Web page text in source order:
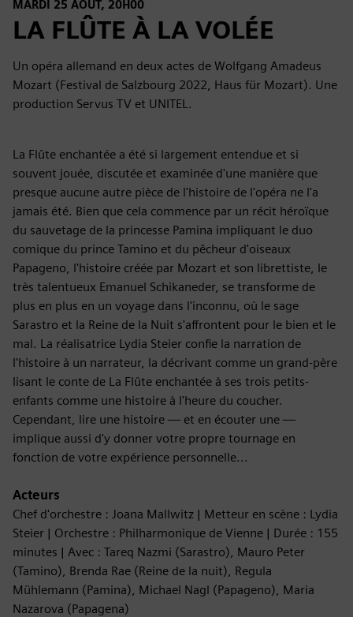
MARDI 25 AOÛT, 20H00
LA FLÛTE À LA VOLÉE
Un opéra allemand en deux actes de Wolfgang Amadeus
Mozart (Festival de Salzbourg 2022, Haus für Mozart). Une
production Servus TV et UNITEL.
La Flûte enchantée a été si largement entendue et si
souvent jouée, discutée et examinée d'une manière que
presque aucune autre pièce de l'histoire de l'opéra ne l'a
jamais été. Bien que cela commence par un récit héroïque
du sauvetage de la princesse Pamina impliquant le duo
comique du prince Tamino et du pêcheur d'oiseaux
Papageno, l'histoire créée par Mozart et son librettiste, le
très talentueux Emanuel Schikaneder, se transforme de
plus en plus en un voyage dans l'inconnu, où le sage
Sarastro et la Reine de la Nuit s'affrontent pour le bien et le
mal. La réalisatrice Lydia Steier confie la narration de
l'histoire à un narrateur, la décrivant comme un grand-père
lisant le conte de La Flûte enchantée à ses trois petits-
enfants comme une histoire à l'heure du coucher.
Cependant, lire une histoire — et en écouter une —
implique aussi d'y donner votre propre tournage en
fonction de votre expérience personnelle...
Acteurs
Chef d'orchestre : Joana Mallwitz | Metteur en scène : Lydia
Steier | Orchestre : Philharmonique de Vienne | Durée : 155
minutes | Avec : Tareq Nazmi (Sarastro), Mauro Peter
(Tamino), Brenda Rae (Reine de la nuit), Regula
Mühlemann (Pamina), Michael Nagl (Papageno), Maria
Nazarova (Papagena)